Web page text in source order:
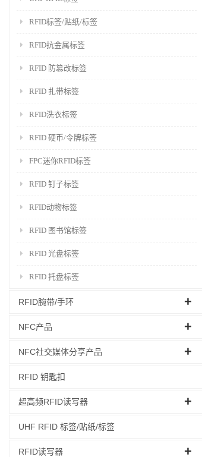
RFID标签/贴纸/标签
RFID抗金属标签
RFID 防篡改标签
RFID 扎带标签
RFID洗衣标签
RFID 硬币/令牌标签
FPC迷你RFID标签
RFID 钉子标签
RFID动物标签
RFID 图书馆标签
RFID 光盘标签
RFID 托盘标签
RFID腕带/手环
NFC产品
NFC社交媒体分享产品
RFID 钥匙扣
超高频RFID读写器
UHF RFID 标签/贴纸/标签
RFID读写器